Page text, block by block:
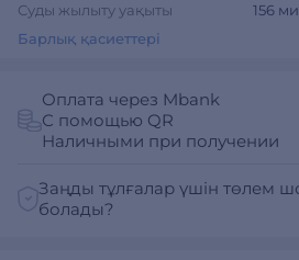
Суды жылыту уақыты
156
Барлық қасиеттері
Оплата через Mbank
С помощью QR
Наличными при получении
Заңды тұлғалар үшін төлем
болады?